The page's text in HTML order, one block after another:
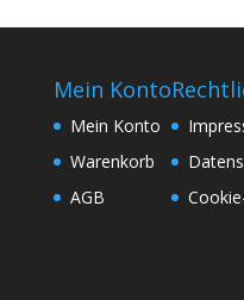
Mein Konto
Mein Konto
Warenkorb
AGB